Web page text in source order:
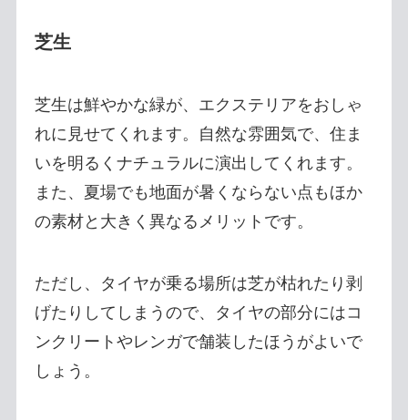
芝生
芝生は鮮やかな緑が、エクステリアをおしゃ
れに見せてくれます。自然な雰囲気で、住ま
いを明るくナチュラルに演出してくれます。
また、夏場でも地面が暑くならない点もほか
の素材と大きく異なるメリットです。
ただし、タイヤが乗る場所は芝が枯れたり剥
げたりしてしまうので、タイヤの部分にはコ
ンクリートやレンガで舗装したほうがよいで
しょう。